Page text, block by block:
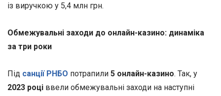
із виручкою у 5,4 млн грн.
Обмежувальні заходи до онлайн-казино: динаміка
за три роки
Під санції РНБО потрапили 5 онлайн-казино. Так, у
2023 році ввели обмежувальні заходи на наступні